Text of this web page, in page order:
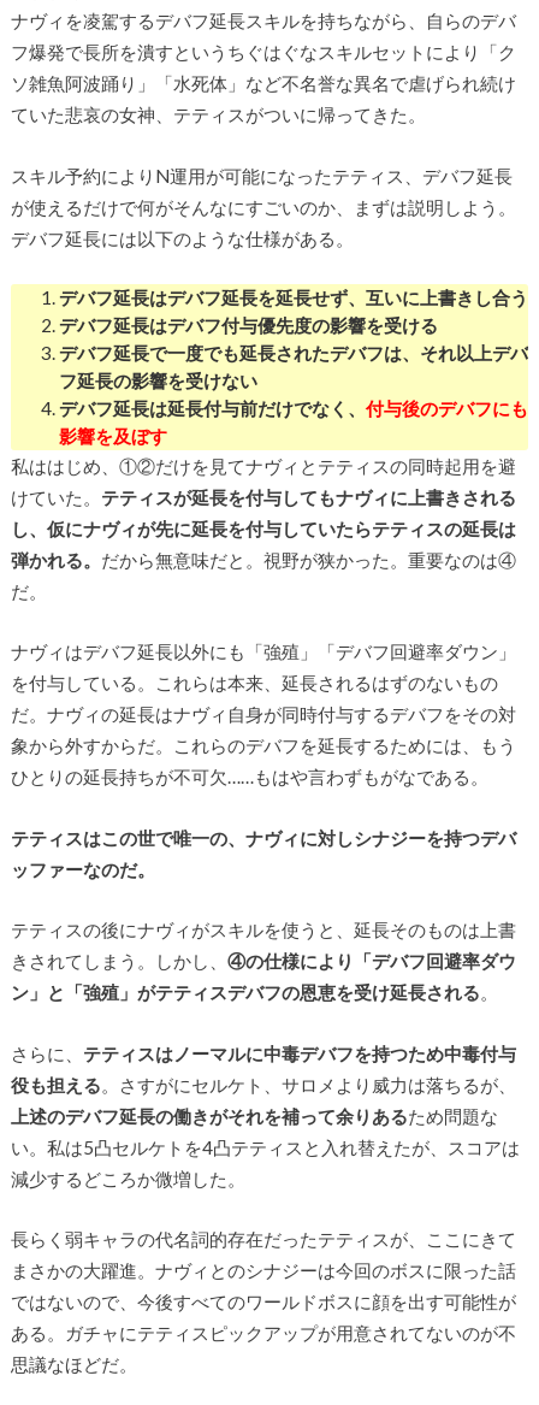
ナヴィを凌駕するデバフ延長スキルを持ちながら、自らのデバ
フ爆発で長所を潰すというちぐはぐなスキルセットにより「ク
ソ雑魚阿波踊り」「水死体」など不名誉な異名で虐げられ続け
ていた悲哀の女神、テティスがついに帰ってきた。
スキル予約によりN運用が可能になったテティス、デバフ延長
が使えるだけで何がそんなにすごいのか、まずは説明しよう。
デバフ延長には以下のような仕様がある。
デバフ延長はデバフ延長を延長せず、互いに上書きし合う
デバフ延長はデバフ付与優先度の影響を受ける
デバフ延長で一度でも延長されたデバフは、それ以上デバ
フ延長の影響を受けない
デバフ延長は延長付与前だけでなく、 付与後のデバフにも
影響を及ぼす
私ははじめ、①②だけを見てナヴィとテティスの同時起用を避
けていた。 テティスが延長を付与してもナヴィに上書きされる
し、仮にナヴィが先に延長を付与していたらテティスの延長は
弾かれる。 だから無意味だと。視野が狭かった。重要なのは④
だ。
ナヴィはデバフ延長以外にも「強殖」「デバフ回避率ダウン」
を付与している。これらは本来、延長されるはずのないもの
だ。ナヴィの延長はナヴィ自身が同時付与するデバフをその対
象から外すからだ。これらのデバフを延長するためには、もう
ひとりの延長持ちが不可欠……もはや言わずもがなである。
テティスはこの世で唯一の、ナヴィに対しシナジーを持つデバ
ッファーなのだ。
テティスの後にナヴィがスキルを使うと、延長そのものは上書
きされてしまう。しかし、 ④の仕様により「デバフ回避率ダウ
ン」と「強殖」がテティスデバフの恩恵を受け延長される。
さらに、 テティスはノーマルに中毒デバフを持つため中毒付与
役も担える。さすがにセルケト、サロメより威力は落ちるが、
上述のデバフ延長の働きがそれを補って余りあるため問題な
い。私は5凸セルケトを4凸テティスと入れ替えたが、スコアは
減少するどころか微増した。
長らく弱キャラの代名詞的存在だったテティスが、ここにきて
まさかの大躍進。ナヴィとのシナジーは今回のボスに限った話
ではないので、今後すべてのワールドボスに顔を出す可能性が
ある。ガチャにテティスピックアップが用意されてないのが不
思議なほどだ。